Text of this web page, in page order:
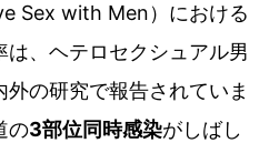
Sex with Men）における
、ヘテロセクシュアル男
の研究で報告されていま
の3部位同時感染がしばし